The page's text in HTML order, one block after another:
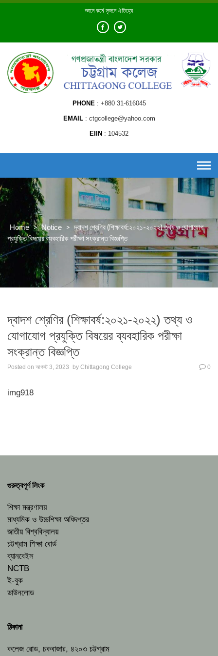
Skip
জ্ঞানে কর্মে সৃজনে ঐতিহ্যে
PHONE +880 31-616045
EMAIL ctgcollege@yahoo.com
EIIN 104532
Home > Notice > দ্বাদশ শ্রেণির (শিক্ষাবর্ষ:২০২১-২০২২) তথ্য ও যোগাযোগ
প্রযুক্তি বিষয়ের ব্যবহারিক পরীক্ষা সংক্রান্ত বিজ্ঞপ্তি
দ্বাদশ শ্রেণির (শিক্ষাবর্ষ:২০২১-২০২২) তথ্য ও
যোগাযোগ প্রযুক্তি বিষয়ের ব্যবহারিক পরীক্ষা
সংক্রান্ত বিজ্ঞপ্তি
Posted on আগস্ট 3, 2023 by Chittagong College 0
img918
গুরুত্বপূর্ণ লিংক
শিক্ষা মন্ত্রণালয়
মাধ্যমিক ও উচ্চশিক্ষা অধিদপ্তর
জাতীয় বিশ্ববিদ্যালয়
চট্টগ্রাম শিক্ষা বোর্ড
ব্যানবেইস
NCTB
ই-বুক
ডাউনলোড
ঠিকানা
কলেজ রোড, চকবাজার, ৪২০৩ চট্টগ্রাম